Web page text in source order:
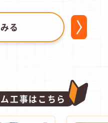
る
工事はこちら